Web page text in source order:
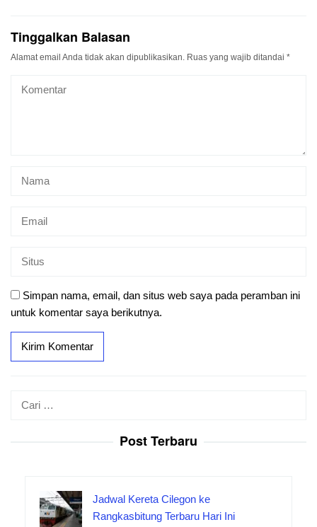
Tinggalkan Balasan
Alamat email Anda tidak akan dipublikasikan. Ruas yang wajib ditandai *
Simpan nama, email, dan situs web saya pada peramban ini
untuk komentar saya berikutnya.
Post Terbaru
Jadwal Kereta Cilegon ke
Rangkasbitung Terbaru Hari Ini